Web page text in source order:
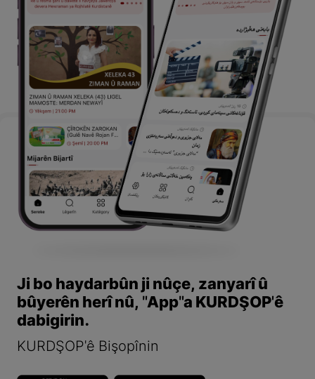
Ji bo haydarbûn ji nûçe, zanyarî û
bûyerên herî nû, "App"a KURDŞOP'ê
dabigirin.
KURDŞOP'ê Bişopînin